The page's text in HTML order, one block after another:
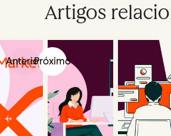
Artigos
AnteriorPróximo